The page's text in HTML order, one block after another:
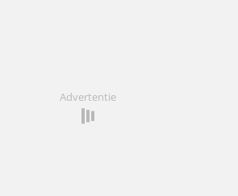
Advertentie